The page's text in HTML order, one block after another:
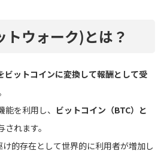
ウォーク)とは？
ビットコインに変換して報酬として受
を利用し、 ビットコイン（BTC）と
れます。
的存在として世界的に利用者が増加し